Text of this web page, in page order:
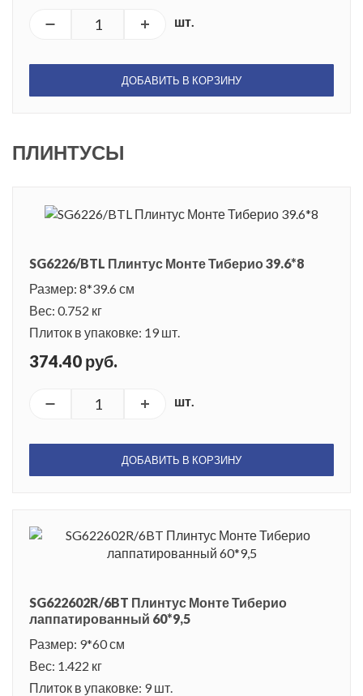
шт.
ДОБАВИТЬ В КОРЗИНУ
ПЛИНТУСЫ
SG6226/BTL Плинтус Монте Тиберио 39.6*8
Размер: 8*39.6 см
Вес: 0.752 кг
Плиток в упаковке: 19 шт.
374.40 руб.
шт.
ДОБАВИТЬ В КОРЗИНУ
SG622602R/6BT Плинтус Монте Тиберио
лаппатированный 60*9,5
Размер: 9*60 см
Вес: 1.422 кг
Плиток в упаковке: 9 шт.